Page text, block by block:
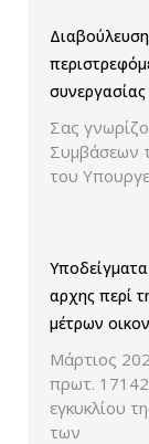
συνεργασίας
Σας
Συμβάσεων
του
αρχης περί
μέτρων
Μάρτιος
πρωτ.
εγκυκλίου
των